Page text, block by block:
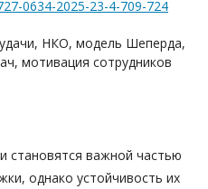
0634-2025-23-4-709-724
НКО, модель Шеперда,
мотивация сотрудников
становятся важной частью
однако устойчивость их